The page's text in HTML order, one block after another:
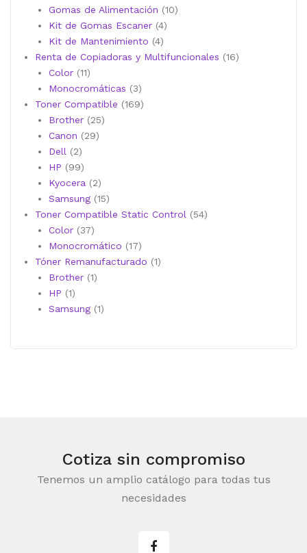
Gomas de Alimentación 1010
Kit de Gomas Escaner 44
Kit de Mantenimiento 44
productos
Renta de Copiadoras y Multifuncionales 1616
Color 1111
productos
Monocromáticas 33
productos
Toner Compatible 169169
Brother 2525
Canon 2929
Dell 22
productos
HP 9999
productos
Kyocera 22
productos
Samsung 1515
productos
Toner Compatible Static Control 5454
Color 3737
productos
Monocromático 1717
productos
Tóner Remanufacturado 11
Brother 11
HP 11
producto
Samsung 11
Cotiza sin compromiso
Tenemos un amplio catálogo para todas tus
necesidades